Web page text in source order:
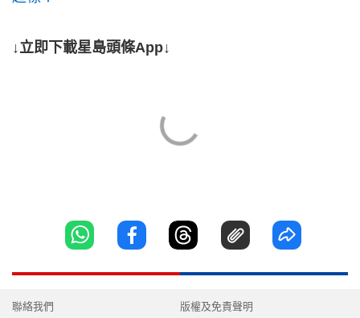
↓立即下載星島頭條App↓
聯絡我們 版權及免責聲明